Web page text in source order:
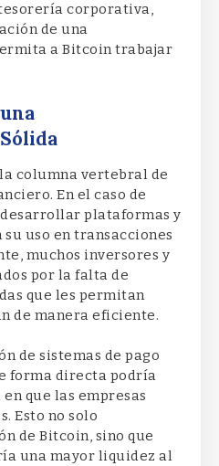
corporativa,
de una
a Bitcoin trabajar
columna vertebral de
En el caso de
plataformas y
uso en transacciones
muchos inversores y
por la falta de
que les permitan
de manera eficiente.
de sistemas de pago
forma directa podría
que las empresas
Esto no solo
de Bitcoin, sino que
una mayor liquidez al